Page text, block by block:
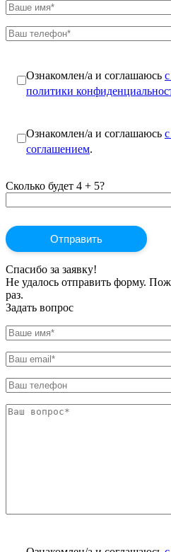
Ознакомлен/а и соглашаюсь
политики
Ознакомлен/а и соглашаюсь
соглашением.
Сколько будет 4 + 5?
Спасибо за заявку!
Не удалось отправить форму.
раз.
Задать вопрос